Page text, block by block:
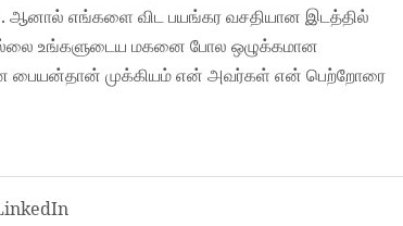
ஆனால் எங்களை விட பயங்கர வசதியான இடத்தில்
உங்களுடைய மகனை போல ஒழுக்கமான
பையன்தான் முக்கியம் என் அவர்கள் என் பெற்றோரை